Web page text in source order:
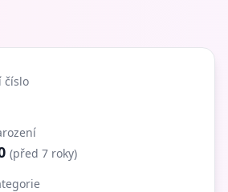
číslo
(před 7 roky)